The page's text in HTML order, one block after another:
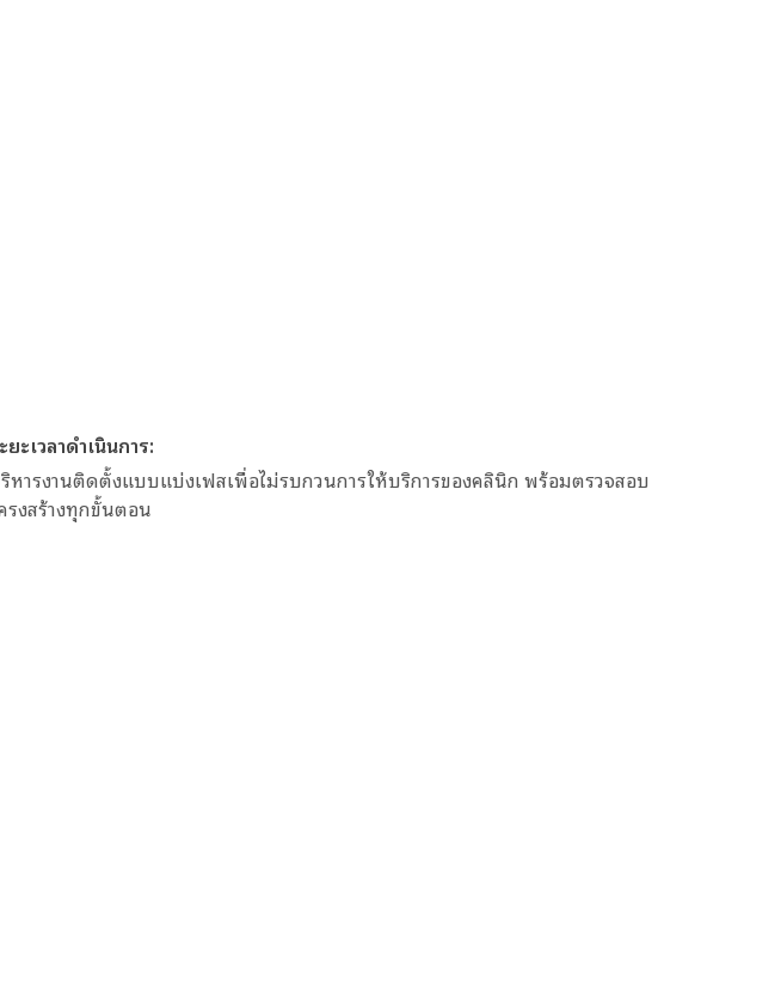
ยะเวลาดำเนินการ:
หารงานติดตั้งแบบแบ่งเฟสเพื่อไม่รบกวนการให้บริการของคลินิก พร้อมตรวจสอบ
รงสร้างทุกขั้นตอน